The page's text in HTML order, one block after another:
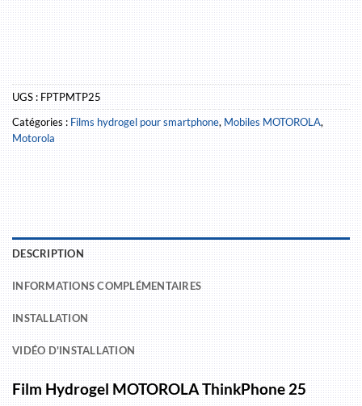
UGS :FPTPMTP25
Catégories :Films hydrogel pour smartphone,Mobiles MOTOROLA,
Motorola
DESCRIPTION
INFORMATIONS COMPLÉMENTAIRES
INSTALLATION
VIDÉO D'INSTALLATION
Film Hydrogel MOTOROLA ThinkPhone 25